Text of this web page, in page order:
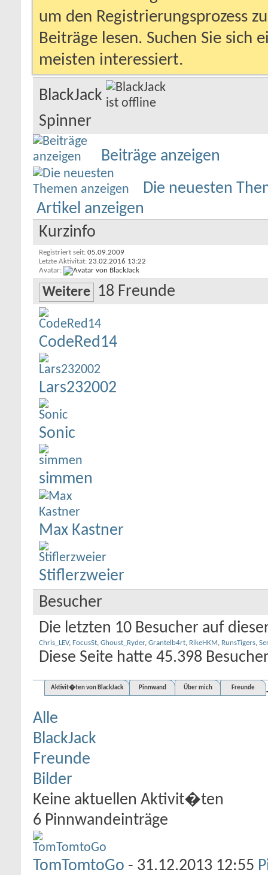
um den Registrierungsprozess
Beiträge lesen. Suchen Sie sich
meisten interessiert.
BlackJack
Spinner
Beiträge anzeigen
Die neuesten
Artikel anzeigen
Kurzinfo
Registriert seit 05.09.2009
Letzte Aktivität 23.02.2016 13:22
Avatar
Weitere 18 Freunde
CodeRed14
Lars232002
Sonic
simmen
Max Kastner
Stiflerzweier
Besucher
Die letzten 10 Besucher auf
Chris_LEV, FocusSt, Ghoust_Ryder, Grantelb4rt, RikeHKM, RunsTigers,
Diese Seite hatte 45.398
Aktivit�ten von BlackJack Pinnwand Über mich Freunde
Alle
BlackJack
Freunde
Bilder
Keine aktuellen Aktivit�ten
6 Pinnwandeinträge
TomTomtoGo - 31.12.2013 12:55